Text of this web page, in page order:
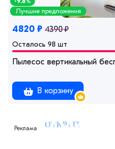
Лучшие предложения
4820 ₽ 4390 ₽
Осталось 98 шт
Пылесос вертикальный
В корзину
Реклама